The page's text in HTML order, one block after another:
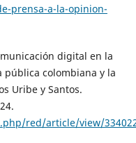
prensa-a-la-opinion-
digital en la
colombiana y la
Uribe y Santos.
red/article/view/